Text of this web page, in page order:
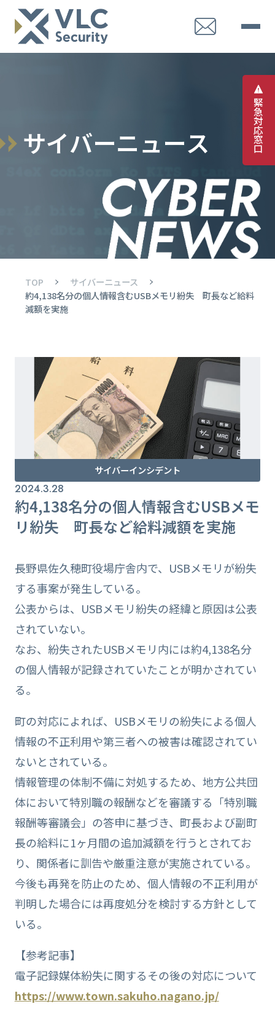
緊
急
対
応
窓
口
サイバーニュース
TOP
サイバーニュース
約4,138名分の個人情報含むUSBメモリ紛失 町長など給料
減額を実施
サイバーインシデント
2024.3.28
約4,138名分の個人情報含むUSBメモ
リ紛失 町長など給料減額を実施
長野県佐久穂町役場庁舎内で、USBメモリが紛失
する事案が発生している。
公表からは、USBメモリ紛失の経緯と原因は公表
されていない。
なお、紛失されたUSBメモリ内には約4,138名分
の個人情報が記録されていたことが明かされてい
る。
町の対応によれば、USBメモリの紛失による個人
情報の不正利用や第三者への被害は確認されてい
ないとされている。
情報管理の体制不備に対処するため、地方公共団
体において特別職の報酬などを審議する「特別職
報酬等審議会」の答申に基づき、町長および副町
長の給料に1ヶ月間の追加減額を行うとされてお
り、関係者に訓告や厳重注意が実施されている。
今後も再発を防止のため、個人情報の不正利用が
判明した場合には再度処分を検討する方針として
いる。
【参考記事】
電子記録媒体紛失に関するその後の対応について
https://www.town.sakuho.nagano.jp/